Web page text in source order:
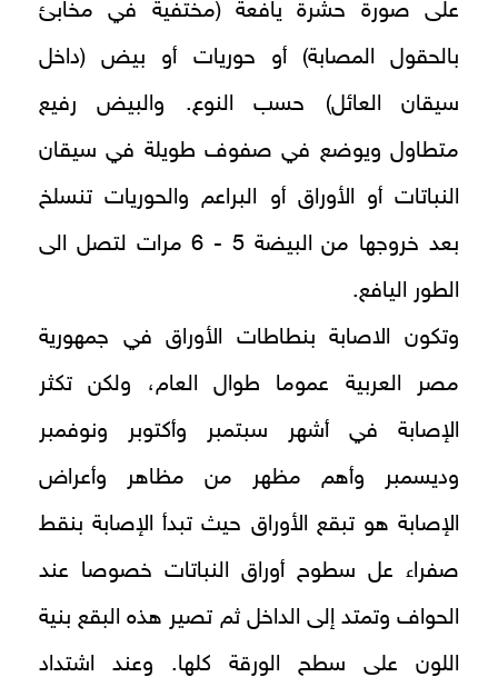
على صورة حشرة يافعة (مختفية في مخابئ
بالحقول المصابة) أو حوريات أو بيض (داخل
سيقان العائل) حسب النوع. والبيض رفيع
متطاول ويوضع في صفوف طويلة في سيقان
النباتات أو الأوراق أو البراعم والحوريات تنسلخ
بعد خروجها من البيضة 5 - 6 مرات لتصل الى
الطور اليافع.
وتكون الاصابة بنطاطات الأوراق في جمهورية
مصر العربية عموما طوال العام، ولكن تكثر
الإصابة في أشهر سبتمبر وأكتوبر ونوفمبر
وديسمبر وأهم مظهر من مظاهر وأعراض
الإصابة هو تبقع الأوراق حيث تبدأ الإصابة بنقط
صفراء عل سطوح أوراق النباتات خصوصا عند
الحواف وتمتد إلى الداخل ثم تصير هذه البقع بنية
اللون على سطح الورقة كلها. وعند اشتداد